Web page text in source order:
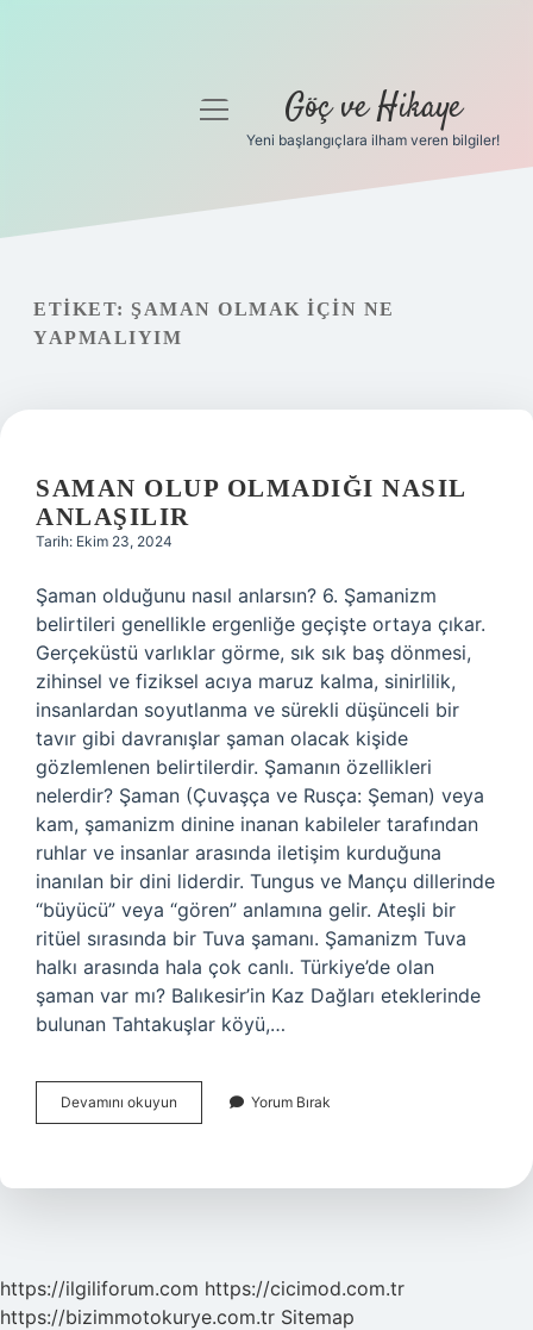
Gizlilik Politikası
Hakkımızda
menüyü
Göç ve Hikaye
Yeni başlangıçlara ilham veren bilgiler!
ETIKET: ŞAMAN OLMAK IÇIN NE
YAPMALIYIM
SAMAN OLUP OLMADIĞI NASIL
ANLAŞILIR
Tarih: Ekim 23, 2024
Şaman olduğunu nasıl anlarsın? 6. Şamanizm
belirtileri genellikle ergenliğe geçişte ortaya çıkar.
Gerçeküstü varlıklar görme, sık sık baş dönmesi,
zihinsel ve fiziksel acıya maruz kalma, sinirlilik,
insanlardan soyutlanma ve sürekli düşünceli bir
tavır gibi davranışlar şaman olacak kişide
gözlemlenen belirtilerdir. Şamanın özellikleri
nelerdir? Şaman (Çuvaşça ve Rusça: Şeman) veya
kam, şamanizm dinine inanan kabileler tarafından
ruhlar ve insanlar arasında iletişim kurduğuna
inanılan bir dini liderdir. Tungus ve Mançu dillerinde
“büyücü” veya “gören” anlamına gelir. Ateşli bir
ritüel sırasında bir Tuva şamanı. Şamanizm Tuva
halkı arasında hala çok canlı. Türkiye’de olan
şaman var mı? Balıkesir’in Kaz Dağları eteklerinde
bulunan Tahtakuşlar köyü,…
Devamını okuyun
Olup
Anlaşılır
Yorum Bırak
https://ilgiliforum.com https://cicimod.com.tr
https://bizimmotokurye.com.tr Sitemap